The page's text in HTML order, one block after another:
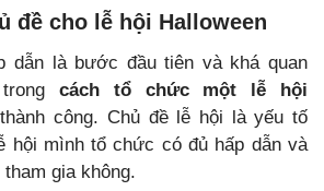
đề cho lễ hội Halloween
dẫn là bước đầu tiên và khá quan
trongcách tổ chức một lễ hội
công. Chủ đề lễ hội là yếu tố
hội mình tổ chức có đủ hấp dẫn và
gia không.